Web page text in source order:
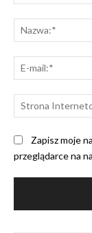
Zapisz moje
przeglądarce na